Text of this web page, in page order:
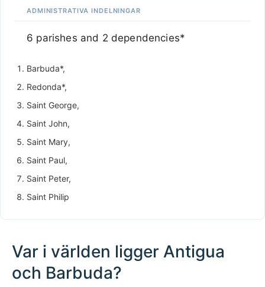
ADMINISTRATIVA INDELNINGAR
6 parishes and 2 dependencies*
Barbuda*,
Redonda*,
Saint George,
Saint John,
Saint Mary,
Saint Paul,
Saint Peter,
Saint Philip
Var i världen ligger Antigua
och Barbuda?